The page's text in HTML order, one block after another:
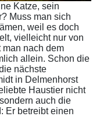
Katze, sein
Muss man sich
weil es doch
vielleicht nur von
man nach dem
allein. Schon die
nächste
in Delmenhorst
Haustier nicht
auch die
Er betreibt einen